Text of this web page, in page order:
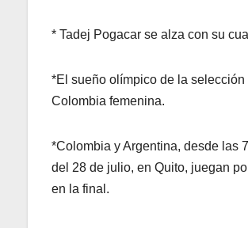
* Tadej Pogacar se alza con su
*El sueño olímpico de la selección
Colombia femenina.
*Colombia y Argentina, desde las
del 28 de julio, en Quito, juegan
en la final.